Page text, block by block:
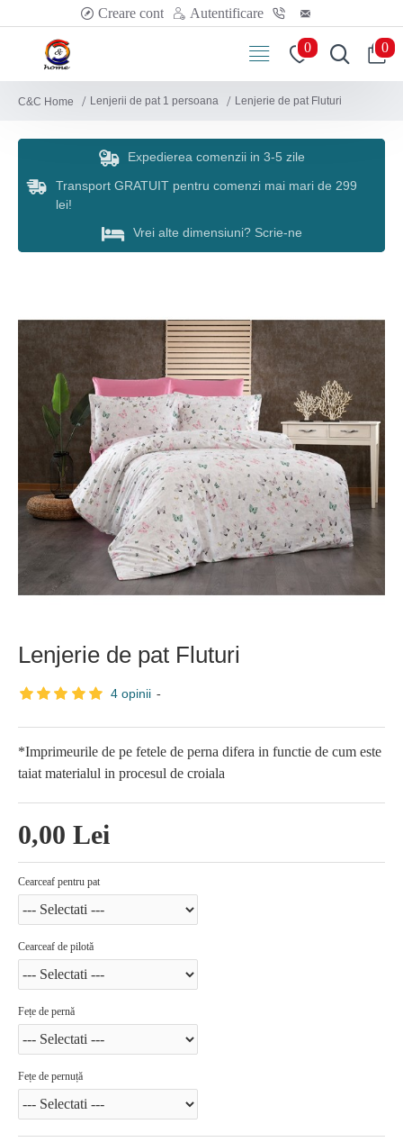
Creare cont Autentificare
0 0
C&C Home Lenjerii de pat 1 persoana Lenjerie de pat Fluturi
Expedierea comenzii in 3-5 zile
Transport GRATUIT pentru comenzi mai mari de 299
lei!
Vrei alte dimensiuni? Scrie-ne
Lenjerie de pat Fluturi
4 opinii -
0,00 Lei
*Imprimeurile de pe fetele de perna difera in functie de cum este
taiat materialul in procesul de croiala
Cearceaf pentru pat
Cearceaf de pilotă
Fețe de pernă
Fețe de pernuță